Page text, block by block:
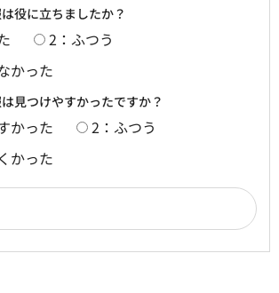
役に立ちましたか？
2：ふつう
かった
見つけやすかったですか？
かった
2：ふつう
かった